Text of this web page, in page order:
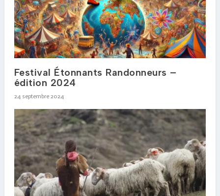
Festival Étonnants Randonneurs –
édition 2024
24 septembre 2024